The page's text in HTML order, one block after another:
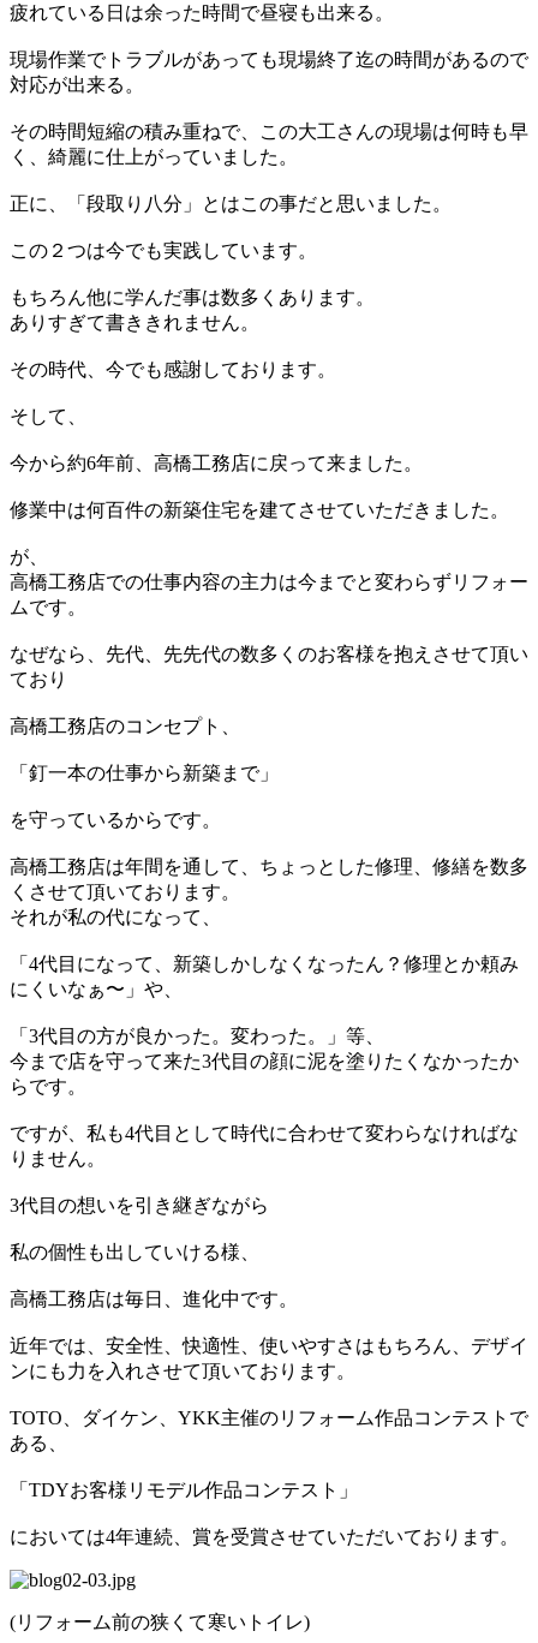
疲れている日は余った時間で昼寝も出来る。
現場作業でトラブルがあっても現場終了迄の時間があるので
対応が出来る。
その時間短縮の積み重ねで、この大工さんの現場は何時も早
く、綺麗に仕上がっていました。
正に、「段取り八分」とはこの事だと思いました。
この２つは今でも実践しています。
もちろん他に学んだ事は数多くあります。
ありすぎて書ききれません。
その時代、今でも感謝しております。
そして、
今から約6年前、高橋工務店に戻って来ました。
修業中は何百件の新築住宅を建てさせていただきました。
が、
高橋工務店での仕事内容の主力は今までと変わらずリフォー
ムです。
なぜなら、先代、先先代の数多くのお客様を抱えさせて頂い
ており
高橋工務店のコンセプト、
「釘一本の仕事から新築まで」
を守っているからです。
高橋工務店は年間を通して、ちょっとした修理、修繕を数多
くさせて頂いております。
それが私の代になって、
「4代目になって、新築しかしなくなったん？修理とか頼み
にくいなぁ〜」や、
「3代目の方が良かった。変わった。」等、
今まで店を守って来た3代目の顔に泥を塗りたくなかったか
らです。
ですが、私も4代目として時代に合わせて変わらなければな
りません。
3代目の想いを引き継ぎながら
私の個性も出していける様、
高橋工務店は毎日、進化中です。
近年では、安全性、快適性、使いやすさはもちろん、デザイ
ンにも力を入れさせて頂いております。
TOTO、ダイケン、YKK主催のリフォーム作品コンテストで
ある、
「TDYお客様リモデル作品コンテスト」
においては4年連続、賞を受賞させていただいております。
(リフォーム前の狭くて寒いトイレ)